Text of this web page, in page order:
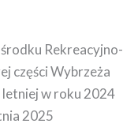
Rekreacyjno-
części Wybrzeża
letniej w roku 2024
2025